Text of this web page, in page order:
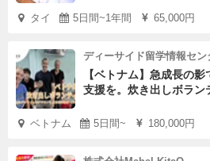
タイ 5日間~1年間 65,000円
ディーサイド留学情報セン
【ベトナム】急成長の
支援を。炊き出しボラン
ベトナム 5日間~ 180,000円